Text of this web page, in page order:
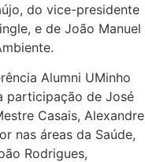
do vice-presidente
e de João Manuel
Alumni UMinho
participação de José
Casais, Alexandre
nas áreas da Saúde,
Rodrigues,